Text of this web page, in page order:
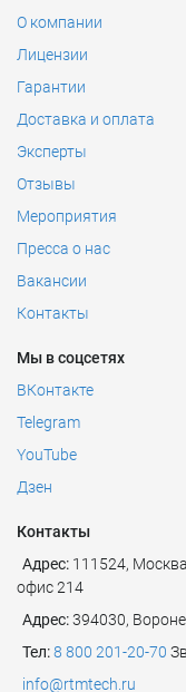
О компании
Лицензии
Гарантии
Доставка и оплата
Эксперты
Отзывы
Мероприятия
Пресса о нас
Вакансии
Контакты
Мы в соцсетях
ВКонтакте
Telegram
YouTube
Дзен
Контакты
Адрес: 111524, Москва
офис 214
Адрес:394030,
Тел:8 800 201-20-70
info@rtmtech.ru